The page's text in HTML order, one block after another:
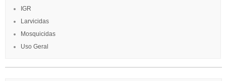
IGR
Larvicidas
Mosquicidas
Uso Geral